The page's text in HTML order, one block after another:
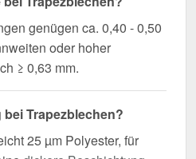
genügen ca. 0,40 - 0,50
oder hoher
≥ 0,63 mm.
Trapezblechen?
25 µm Polyester, für